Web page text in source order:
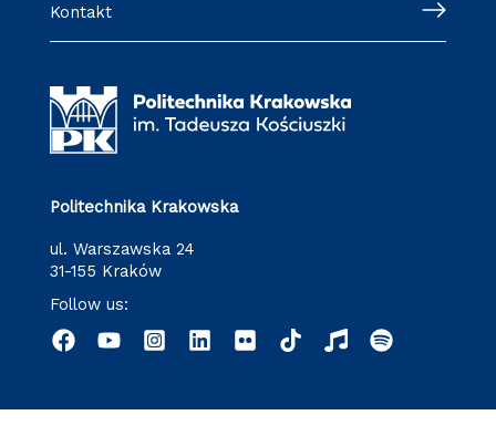
Kontakt
Politechnika Krakowska
ul. Warszawska 24
31-155 Kraków
Follow us: